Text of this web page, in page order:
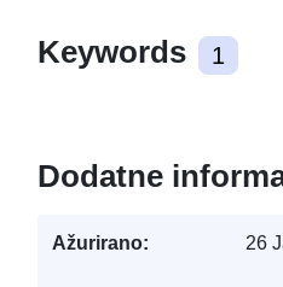
Keywords 1
Dodatne
Ažurirano: 26